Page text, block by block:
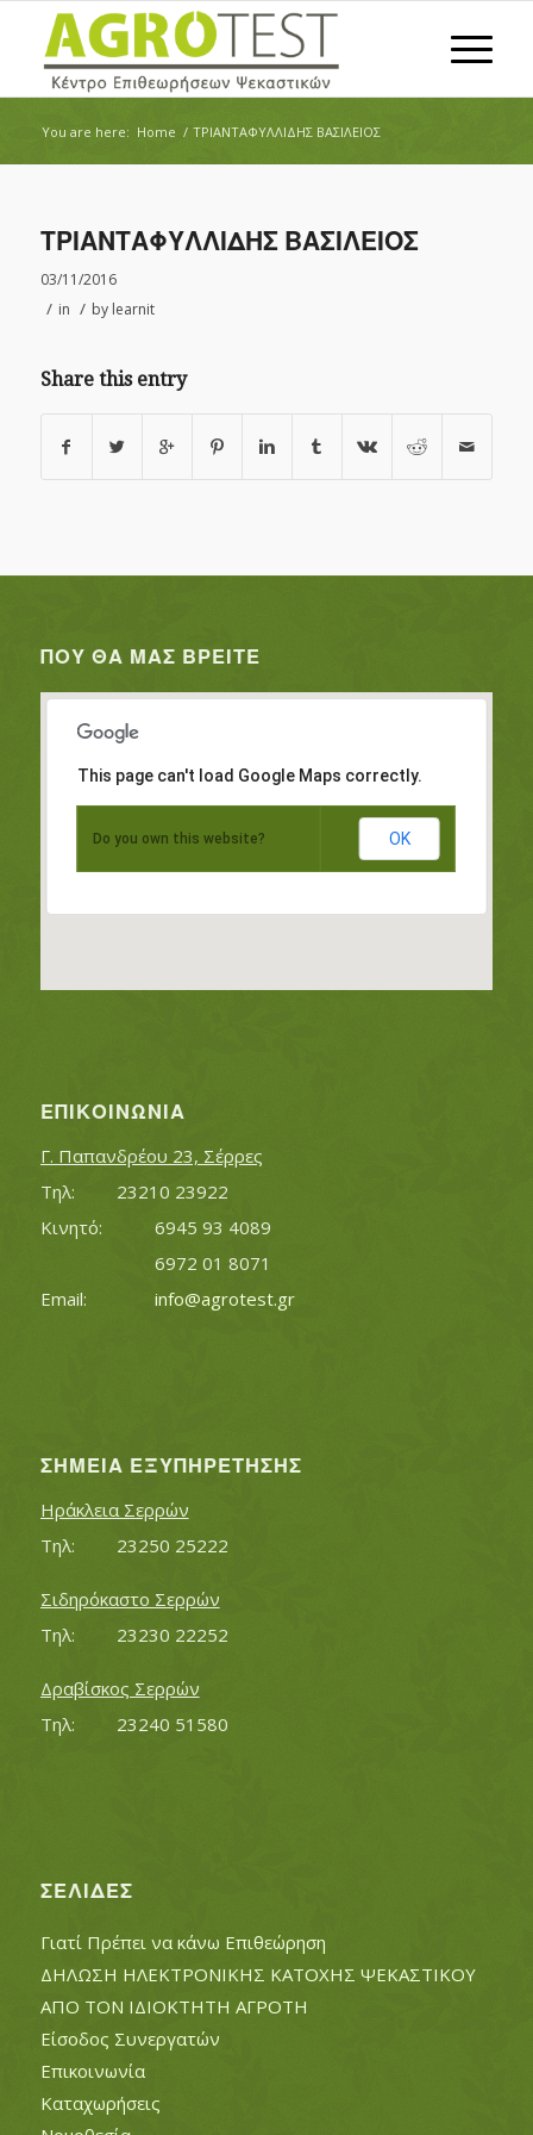
You are here: Home / ΤΡΙΑΝΤΑΦΥΛΛΙΔΗΣ ΒΑΣΙΛΕΙΟΣ
ΤΡΙΑΝΤΑΦΥΛΛΙΔΗΣ ΒΑΣΙΛΕΙΟΣ
03/11/2016
/ in / by learnit
Share this entry
ΠΟΥ ΘΑ ΜΑΣ ΒΡΕΊΤΕ
This page can't load Google Maps correctly.
Do you own this website? OK
ΕΠΙΚΟΙΝΩΝΊΑ
Γ. Παπανδρέου 23, Σέρρες
Τηλ:		23210 23922
Κινητό:		6945 93 4089
			6972 01 8071
info@agrotest.gr
ΣΗΜΕΊΑ ΕΞΥΠΗΡΈΤΗΣΗΣ
Ηράκλεια Σερρών
Τηλ:		23250 25222
Σιδηρόκαστο Σερρών
Τηλ:		23230 22252
Δραβίσκος Σερρών
Τηλ:		23240 51580
ΣΕΛΊΔΕΣ
Γιατί Πρέπει να κάνω Επιθεώρηση
ΔΗΛΩΣΗ ΗΛΕΚΤΡΟΝΙΚΗΣ ΚΑΤΟΧΗΣ ΨΕΚΑΣΤΙΚΟΥ
ΑΠΟ ΤΟΝ ΙΔΙΟΚΤΗΤΗ ΑΓΡΟΤΗ
Είσοδος Συνεργατών
Επικοινωνία
Καταχωρήσεις